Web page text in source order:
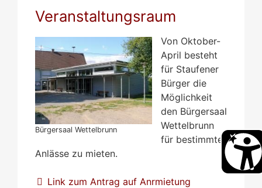
Veranstaltungsraum
Bürgersaal Wettelbrunn
Von Oktober-
April besteht
für Staufener
Bürger die
Möglichkeit
den Bürgersaal
Wettelbrunn
für bestimmte
Anlässe zu mieten.
Link zum Antrag auf Anrmietung